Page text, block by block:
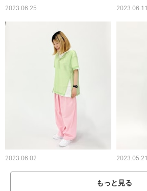
2023.06.25 2023.06.11
2023.06.02 2023.05.21
もっと見る